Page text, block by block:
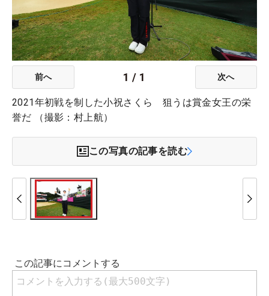
前へ 1 / 1 次へ
2021年初戦を制した小祝さくら 狙うは賞金女王の栄
誉だ （撮影：村上航）
この写真の記事を読む